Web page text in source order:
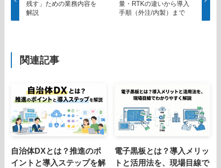
残す」ための業務内容を
解説
量・RTKの違いから導入
手順（外注/内製）まで
関連記事
自治体DXとは？推進のポ
イントと導入ステップを解
電子黒板とは？導入メリッ
トと活用法を、現場目線で